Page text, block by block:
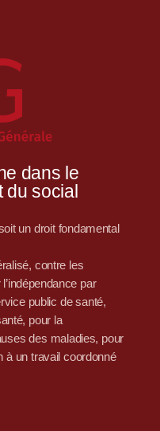
dans le
du social
un droit fondamental
contre les
par
public de santé,
pour la
des maladies, pour
à un travail coordonné